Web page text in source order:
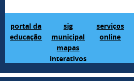
portal da
educação
sig
municipal
mapas
interativos
serviços
online